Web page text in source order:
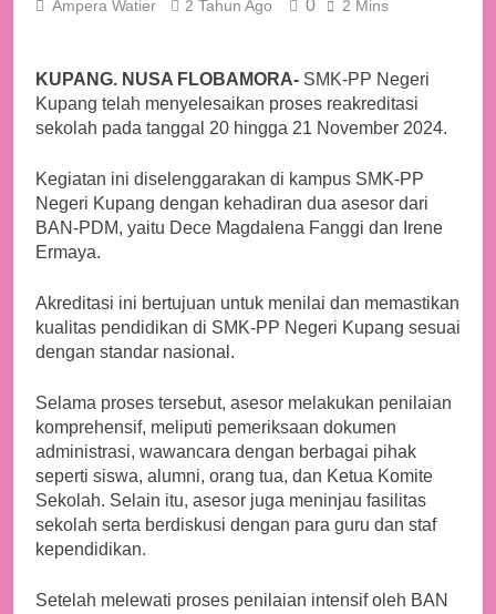
Ampera Watier 2 Tahun Ago 0 2 Mins
KUPANG. NUSA FLOBAMORA- SMK-PP Negeri
Kupang telah menyelesaikan proses reakreditasi
sekolah pada tanggal 20 hingga 21 November 2024.
Kegiatan ini diselenggarakan di kampus SMK-PP
Negeri Kupang dengan kehadiran dua asesor dari
BAN-PDM, yaitu Dece Magdalena Fanggi dan Irene
Ermaya.
Akreditasi ini bertujuan untuk menilai dan memastikan
kualitas pendidikan di SMK-PP Negeri Kupang sesuai
dengan standar nasional.
Selama proses tersebut, asesor melakukan penilaian
komprehensif, meliputi pemeriksaan dokumen
administrasi, wawancara dengan berbagai pihak
seperti siswa, alumni, orang tua, dan Ketua Komite
Sekolah. Selain itu, asesor juga meninjau fasilitas
sekolah serta berdiskusi dengan para guru dan staf
kependidikan.
Setelah melewati proses penilaian intensif oleh BAN